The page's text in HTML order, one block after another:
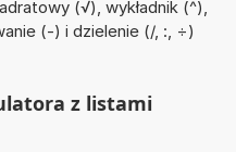
(√), wykładnik (^),
(-) i dzielenie (/, :, ÷)
z listami